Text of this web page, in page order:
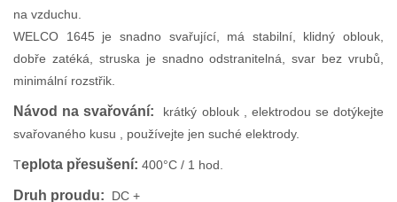
na vzduchu.
WELCO 1645 je snadno svařující, má stabilní, klidný oblouk,
dobře zatéká, struska je snadno odstranitelná, svar bez vrubů,
minimální rozstřik.
Návod na svařování: krátký oblouk , elektrodou se dotýkejte
svařovaného kusu , používejte jen suché elektrody.
Teplota přesušení: 400°C / 1 hod.
Druh proudu: DC +